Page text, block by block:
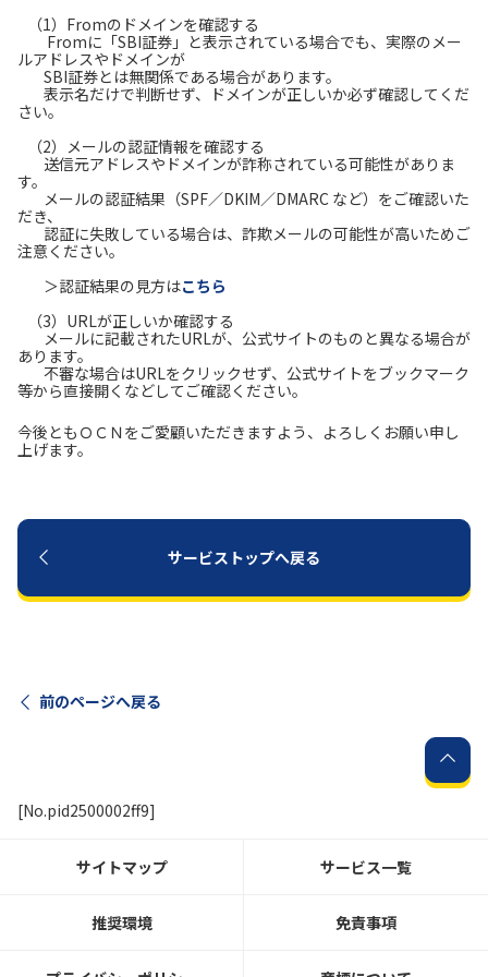
（1）Fromのドメインを確認する
Fromに「SBI証券」と表示されている場合でも、実際のメー
ルアドレスやドメインが
SBI証券とは無関係である場合があります。
表示名だけで判断せず、ドメインが正しいか必ず確認してくだ
さい。
（2）メールの認証情報を確認する
送信元アドレスやドメインが詐称されている可能性がありま
す。
メールの認証結果（SPF／DKIM／DMARC など）をご確認いた
だき、
認証に失敗している場合は、詐欺メールの可能性が高いためご
注意ください。
＞認証結果の見方はこちら
（3）URLが正しいか確認する
メールに記載されたURLが、公式サイトのものと異なる場合が
あります。
不審な場合はURLをクリックせず、公式サイトをブックマーク
等から直接開くなどしてご確認ください。
今後ともＯＣＮをご愛顧いただきますよう、よろしくお願い申し
上げます。
サービストップへ戻る
前のページへ戻る
[No.pid2500002ff9]
サイトマップ サービス一覧
推奨環境 免責事項